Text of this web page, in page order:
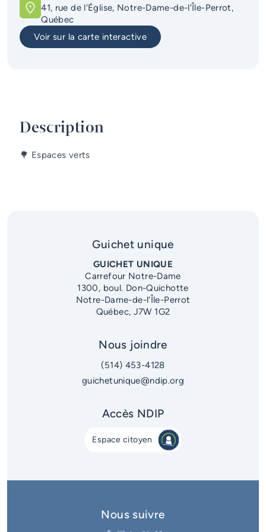
Services d'alerte
Guichet unique
41, rue de l'Église, Notre-Dame-de-l'Île-Perrot,
Québec
Voir sur la carte interactive
Description
🌳 Espaces verts
Guichet unique
GUICHET UNIQUE
Carrefour Notre-Dame
1300, boul. Don-Quichotte
Notre-Dame-de-l’Île-Perrot
Québec, J7W 1G2
Nous joindre
(514) 453-4128
guichetunique@ndip.org
Accès NDIP
Espace citoyen
Nous suivre